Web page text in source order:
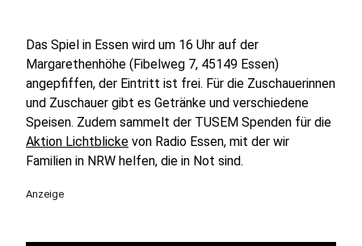
Das Spiel in Essen wird um 16 Uhr auf der
Margarethenhöhe (Fibelweg 7, 45149 Essen)
angepfiffen, der Eintritt ist frei. Für die Zuschauerinnen
und Zuschauer gibt es Getränke und verschiedene
Speisen. Zudem sammelt der TUSEM Spenden für die
Aktion Lichtblicke von Radio Essen, mit der wir
Familien in NRW helfen, die in Not sind.
Anzeige